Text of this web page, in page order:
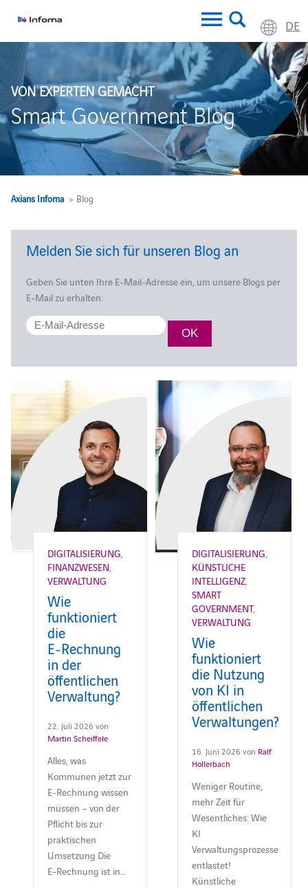
DE
VON EXPERTEN GEMACHT
Smart Government Blog
Axians Infoma> Blog
Melden Sie sich für unseren Blog an
Geben Sie unten Ihre E-Mail-Adresse ein, um unsere Blogs per
E-Mail zu erhalten:
DIGITALISIERUNG
FINANZWESEN
VERWALTUNG
Wie
funktioniert
die
E‑Rechnung
in der
öffentlichen
Verwaltung?
22. Juli 2026 von
Martin Scheiffele
Alles, was
Kommunen jetzt zur
E‑Rechnung wissen
müssen – von der
Pflicht bis zur
praktischen
Umsetzung Die
E‑Rechnung ist in…
DIGITALISIERUNG
KÜNSTLICHE
INTELLIGENZ
SMART
GOVERNMENT,
VERWALTUNG
Wie
funktioniert
die Nutzung
von KI in
öffentlichen
Verwaltungen?
16. Juni 2026 von Ralf
Hollerbach
Weniger Routine,
mehr Zeit für
Wesentliches: Wie
KI
Verwaltungsprozesse
entlastet!
Künstliche